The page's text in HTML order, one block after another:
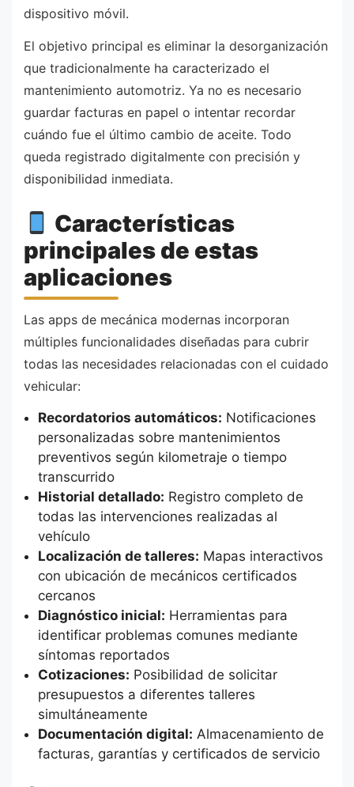
dispositivo móvil.
El objetivo principal es eliminar la desorganización
que tradicionalmente ha caracterizado el
mantenimiento automotriz. Ya no es necesario
guardar facturas en papel o intentar recordar
cuándo fue el último cambio de aceite. Todo
queda registrado digitalmente con precisión y
disponibilidad inmediata.
Características
principales de estas
aplicaciones
Las apps de mecánica modernas incorporan
múltiples funcionalidades diseñadas para cubrir
todas las necesidades relacionadas con el cuidado
vehicular:
Recordatorios automáticos: Notificaciones
personalizadas sobre mantenimientos
preventivos según kilometraje o tiempo
transcurrido
Historial detallado: Registro completo de
todas las intervenciones realizadas al
vehículo
Localización de talleres: Mapas interactivos
con ubicación de mecánicos certificados
cercanos
Diagnóstico inicial: Herramientas para
identificar problemas comunes mediante
síntomas reportados
Cotizaciones: Posibilidad de solicitar
presupuestos a diferentes talleres
simultáneamente
Documentación digital: Almacenamiento de
facturas, garantías y certificados de servicio